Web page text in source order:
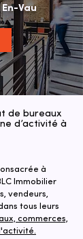
Vau
de bureaux
d’activité à
à
Immobilier
vendeurs,
tous leurs
commerces,